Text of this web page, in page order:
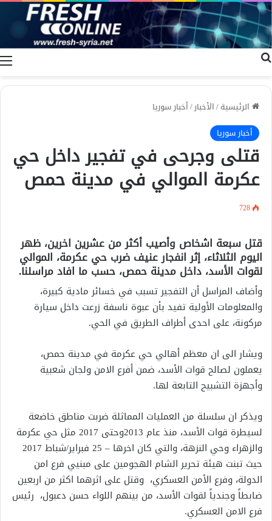
الرئيسية/الأخبار/أخبار سوريا
أخبار سوريا
قتلى وجرحى في تفجير داخل حي
عكرمة الموالي في مدينة حمص
728
قتل سبعة اشخاص وأصيب أكثر من عشرين اخرين، ظهر
اليوم الثلاثاء، إثر انفجار عنيف ضرب حي عكرمة، الموالي
لقوات الأسد، داخل مدينة حمص، حسب ما افاد مراسلنا.
وأضاف المراسل أن التفجير تسبب في خسائر مادية كبيرة،
والمعلومات الأولية تفيد بأن عبوة ناسفة زرعت داخل سيارة
مركونة، على احدى أطراف الطريق في الحي.
ويشار الى ان معظم أهالي حي عكرمة في مدينة حمص،
يعملون لصالح قوات الأسد، ضمن أفرع الامن ولجان شعبية
وأجهزة التشبيح التابعة لها.
ويذكر ان سلسلة من العمليات المماثلة ضربت مناطق خاضعة
لسيطرة قوات الأسد، منذ عام 2013وحتى 2017 مثل حي عكرمة
والزهراء وحي النزهة، والتي كان اخرها – 25 فبراير/شباط 2017
حيث تبنت هيئة تحرير الشام الهجومين على مبنيي فرع امن
الدولة، وفرع الأمن العسكري، وقتل على اثرهما اكثر من اربعين
ضابطاً وجندياً لقوات الأسد، من بينهم اللواء حسن دعبول، رئيس
فرع الامن العسكري.